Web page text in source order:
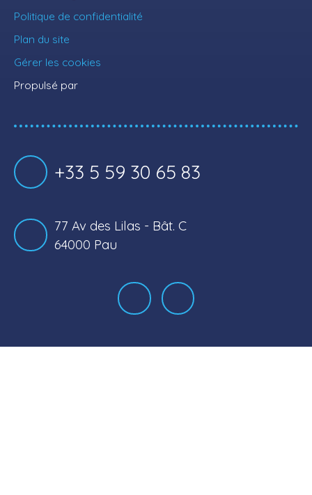
Politique de confidentialité
Plan du site
Gérer les cookies
Propulsé par
+33 5 59 30 65 83
77 Av des Lilas - Bât. C
64000 Pau